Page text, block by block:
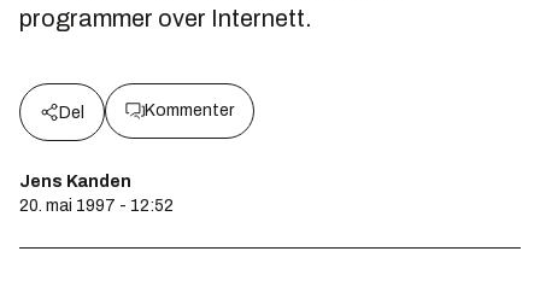
programmer over Internett.
Del Kommenter
Jens Kanden
20. mai 1997 - 12:52